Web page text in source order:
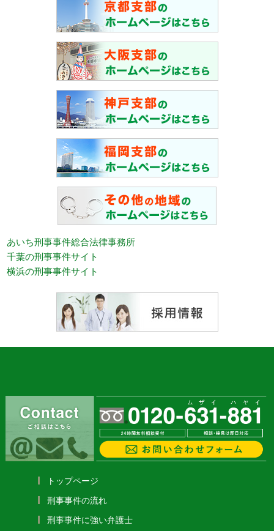
あいち刑事事件総合法律事務所
千葉の刑事事件サイト
横浜の刑事事件サイト
トップページ
刑事事件の流れ
刑事事件に強い弁護士